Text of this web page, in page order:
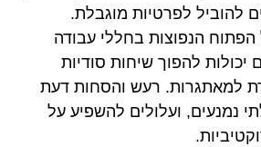
להוביל לפרטיות מוגבלת.
הנפוצות בחללי עבודה
להפוך שיחות סודיות
למאתגרות. רעש והסחות דעת
נמנעים, ועלולים להשפיע על